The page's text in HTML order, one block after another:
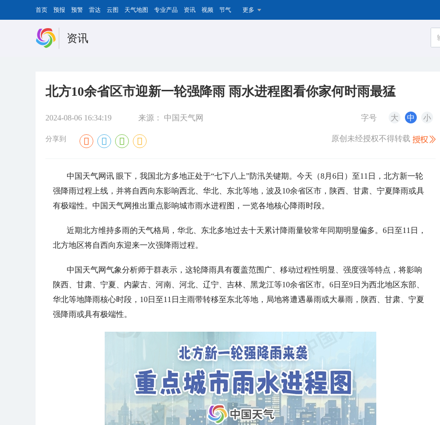
首页 预报 预警 雷达 云图 天气地图 专业产品 资讯 视频 节气 更多
资讯
北方10余省区市迎新一轮强降雨 雨水进程图看你家何时雨最猛
2024-08-06 16:34:19 来源： 中国天气网 字号 大 中 小
分享到 原创未经授权不得转载
中国天气网讯 眼下，我国北方多地正处于“七下八上”防汛关键期。今天（8月6日）至11日，北方新一轮
强降雨过程上线，并将自西向东影响西北、华北、东北等地，波及10余省区市，陕西、甘肃、宁夏降雨或具
有极端性。中国天气网推出重点影响城市雨水进程图， 一览各地核心降雨时段。
近期北方维持多雨的天气格局，华北、东北多地过去十天累计降雨量较常年同期明显偏多。6日至11日，
北方地区将自西向东迎来一次强降雨过程。
中国天气网气象分析师于群表示，这轮降雨具有覆盖范围广、移动过程性明显、强度强等特点，将影响
陕西、甘肃、宁夏、内蒙古、河南、河北、辽宁、吉林、黑龙江等10余省区市。6日至9日为西北地区东部、
华北等地降雨核心时段，10日至11日主雨带转移至东北等地，局地将遭遇暴雨或大暴雨，陕西、甘肃、宁夏
强降雨或具有极端性。